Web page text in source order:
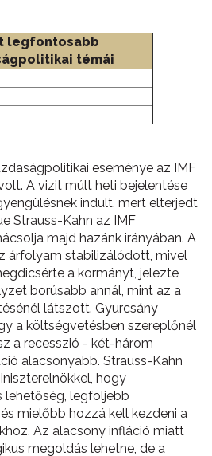
legfontosabb
témái
eseménye az IMF
A vizit múlt heti bejelentése
indult, mert elterjedt
Strauss-Kahn az IMF
majd hazánk irányában. A
árfolyam stabilizálódott, mivel
a kormányt, jelezte
borúsabb annál, mint az a
látszott. Gyurcsány
a költségvetésben szereplőnél
a recesszió - két-három
alacsonyabb. Strauss-Kahn
hogy
lehetőség, legföljebb
mielőbb hozzá kell kezdeni a
Az alacsony infláció miatt
megoldás lehetne, de a